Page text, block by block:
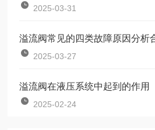
2025-03-31
溢流阀常见的四类故障原因分析
2025-03-27
溢流阀在液压系统中起到的作用
2025-02-24